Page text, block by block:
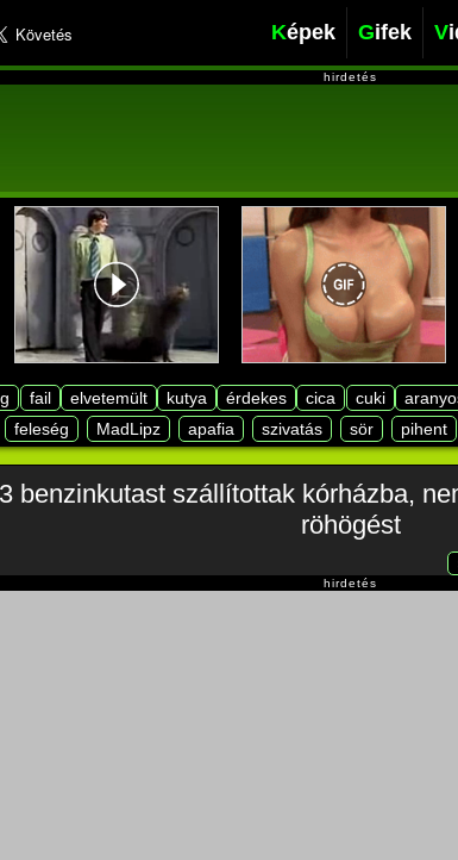
Képek Gifek
hirdetés
fail elvetemült kutya érdekes cica cuki
feleség MadLipz apafia szivatás sör pihent
3 benzinkutast szállítottak kórházba,
röhögést
hirdetés